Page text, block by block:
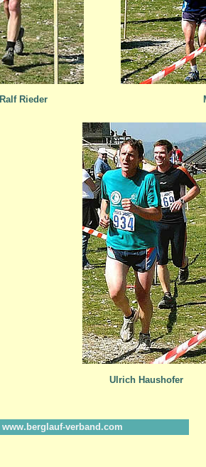
Ralf Rieder
Ulrich Haushofer
www.berglauf-verband.com